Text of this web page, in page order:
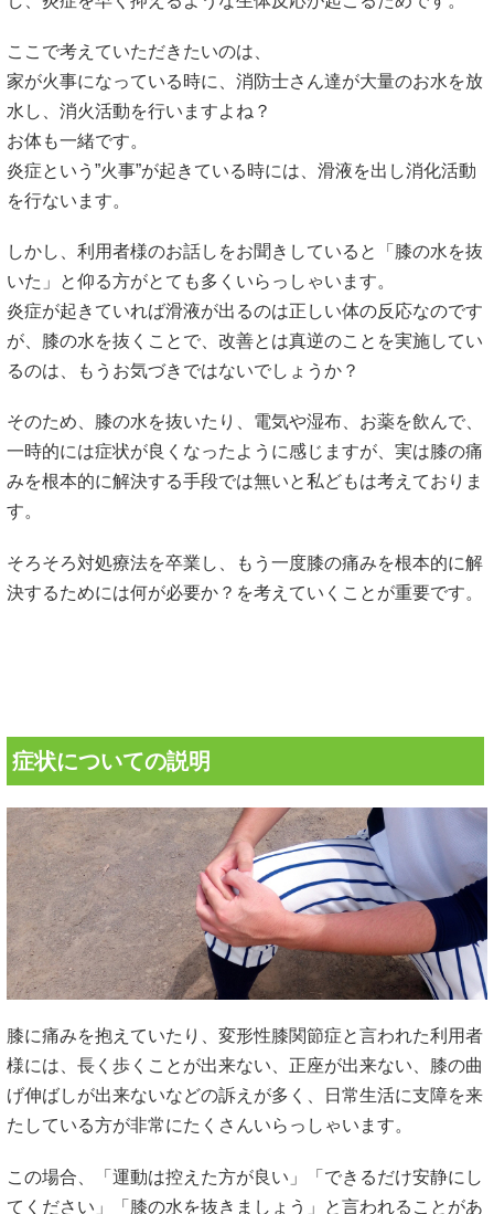
ここで考えていただきたいのは、
家が火事になっている時に、消防士さん達が大量のお水を放
水し、消火活動を行いますよね？
お体も一緒です。
炎症という”火事”が起きている時には、滑液を出し消化活動
を行ないます。
しかし、利用者様のお話しをお聞きしていると「膝の水を抜
いた」と仰る方がとても多くいらっしゃいます。
炎症が起きていれば滑液が出るのは正しい体の反応なのです
が、膝の水を抜くことで、改善とは真逆のことを実施してい
るのは、もうお気づきではないでしょうか？
そのため、膝の水を抜いたり、電気や湿布、お薬を飲んで、
一時的には症状が良くなったように感じますが、実は膝の痛
みを根本的に解決する手段では無いと私どもは考えておりま
す。
そろそろ対処療法を卒業し、もう一度膝の痛みを根本的に解
決するためには何が必要か？を考えていくことが重要です。
症状についての説明
膝に痛みを抱えていたり、変形性膝関節症と言われた利用者
様には、長く歩くことが出来ない、正座が出来ない、膝の曲
げ伸ばしが出来ないなどの訴えが多く、日常生活に支障を来
たしている方が非常にたくさんいらっしゃいます。
この場合、「運動は控えた方が良い」「できるだけ安静にし
てください」「膝の水を抜きましょう」と言われることがあ